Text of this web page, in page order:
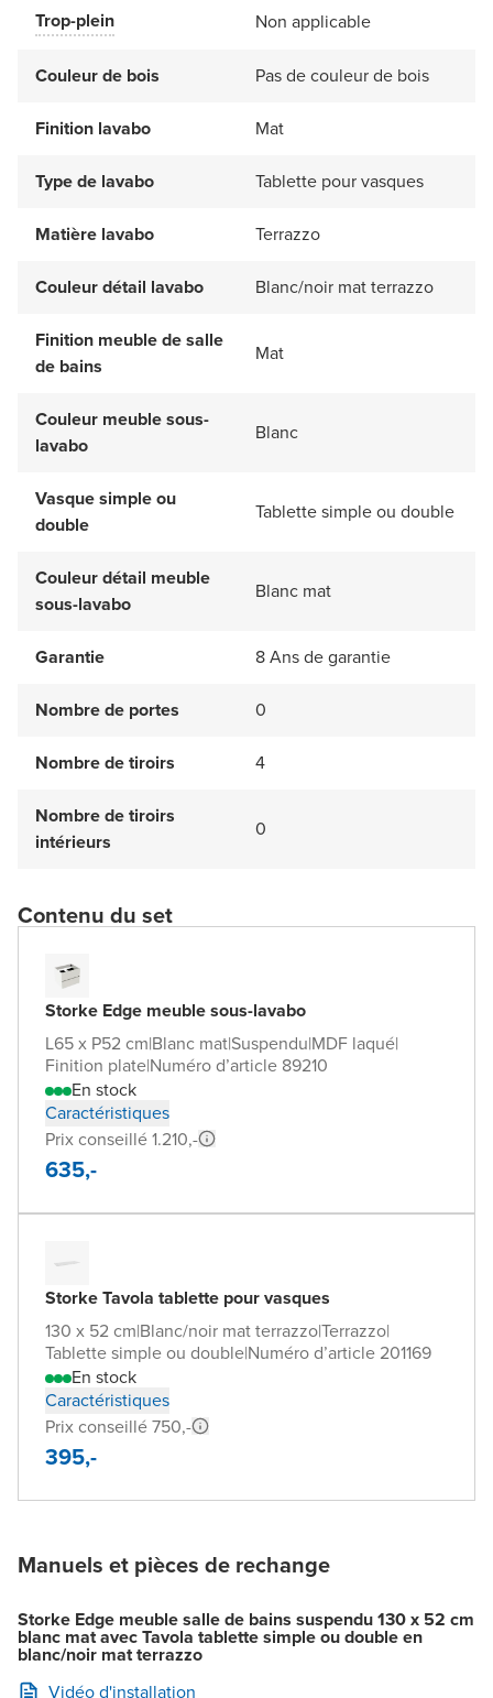
Trop-plein Non applicable
Couleur de bois Pas de couleur de bois
Finition lavabo Mat
Type de lavabo Tablette pour vasques
Matière lavabo Terrazzo
Couleur détail lavabo Blanc/noir mat terrazzo
Finition meuble de salle
de bains
Mat
Couleur meuble sous-
lavabo
Blanc
Vasque simple ou
double
Tablette simple ou double
Couleur détail meuble
sous-lavabo
Blanc mat
Garantie 8 Ans de garantie
Nombre de portes 0
Nombre de tiroirs 4
Nombre de tiroirs
intérieurs
0
Contenu du set
Storke Edge meuble sous-lavabo
L65 x P52 cm|Blanc mat|Suspendu|MDF laqué|
Finition plate|Numéro d’article 89210
En stock
Caractéristiques
Prix conseillé 1.210,-
635,-
Storke Tavola tablette pour vasques
130 x 52 cm|Blanc/noir mat terrazzo|Terrazzo|
Tablette simple ou double|Numéro d’article 201169
En stock
Caractéristiques
Prix conseillé 750,-
395,-
Manuels et pièces de rechange
Storke Edge meuble salle de bains suspendu 130 x 52 cm
blanc mat avec Tavola tablette simple ou double en
blanc/noir mat terrazzo
Vidéo d'installation